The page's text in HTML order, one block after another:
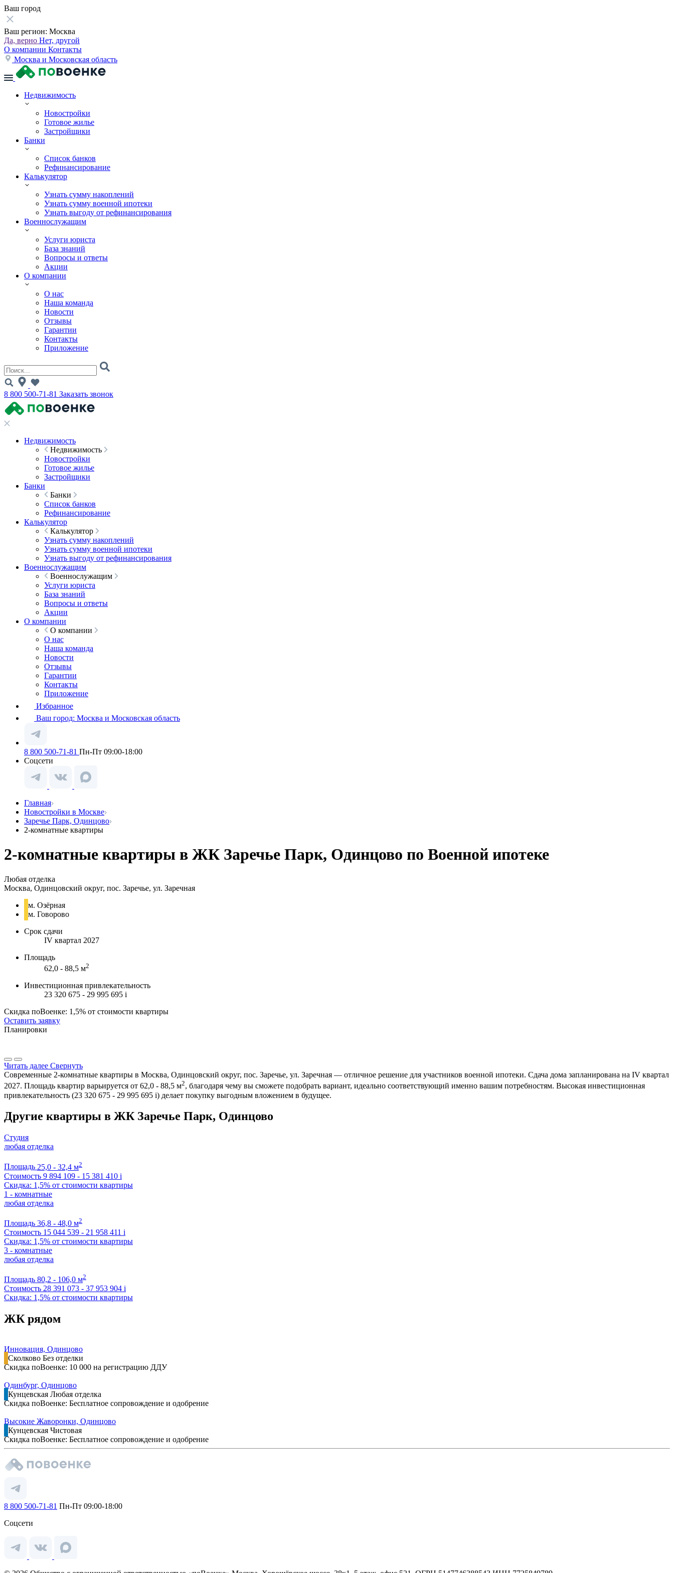
Ваш город
Ваш регион: Москва
Да, верно Нет, другой
О компании Контакты
Москва и Московская область
Недвижимость
Новостройки
Готовое жилье
Застройщики
Банки
Список банков
Рефинансирование
Калькулятор
Узнать сумму накоплений
Узнать сумму военной ипотеки
Узнать выгоду от рефинансирования
Военнослужащим
Услуги юриста
База знаний
Вопросы и ответы
Акции
О компании
О нас
Наша команда
Новости
Отзывы
Гарантии
Контакты
Приложение
8 800 500-71-81 Заказать звонок
Недвижимость
Недвижимость
Новостройки
Готовое жилье
Застройщики
Банки
Банки
Список банков
Рефинансирование
Калькулятор
Калькулятор
Узнать сумму накоплений
Узнать сумму военной ипотеки
Узнать выгоду от рефинансирования
Военнослужащим
Военнослужащим
Услуги юриста
База знаний
Вопросы и ответы
Акции
О компании
О компании
О нас
Наша команда
Новости
Отзывы
Гарантии
Контакты
Приложение
Избранное
Ваш город: Москва и Московская область
8 800 500-71-81 Пн-Пт 09:00-18:00
Соцсети
Главная
Новостройки в Москве
Заречье Парк, Одинцово
2-комнатные квартиры
2-комнатные квартиры в ЖК Заречье Парк, Одинцово по Военной ипотеке
Любая отделка
Москва, Одинцовский округ, пос. Заречье, ул. Заречная
м. Озёрная
м. Говорово
Срок сдачи
IV квартал 2027
Площадь
62,0 - 88,5 м2
Инвестиционная привлекательность
23 320 675 - 29 995 695 i
Скидка поВоенке: 1,5% от стоимости квартиры
Оставить заявку
Планировки
Читать далее Свернуть
Современные 2-комнатные квартиры в Москва, Одинцовский округ, пос. Заречье, ул. Заречная — отличное решение для участников военной ипотеки. Сдача дома запланирована на IV квартал
2027. Площадь квартир варьируется от 62,0 - 88,5 м2, благодаря чему вы сможете подобрать вариант, идеально соответствующий именно вашим потребностям. Высокая инвестиционная
привлекательность (23 320 675 - 29 995 695 i) делает покупку выгодным вложением в будущее.
Другие квартиры в ЖК Заречье Парк, Одинцово
Студия
любая отделка
Площадь 25,0 - 32,4 м2
Стоимость 9 894 109 - 15 381 410 i
Скидка: 1,5% от стоимости квартиры
1 - комнатные
любая отделка
Площадь 36,8 - 48,0 м2
Стоимость 15 044 539 - 21 958 411 i
Скидка: 1,5% от стоимости квартиры
3 - комнатные
любая отделка
Площадь 80,2 - 106,0 м2
Стоимость 28 391 073 - 37 953 904 i
Скидка: 1,5% от стоимости квартиры
ЖК рядом
Инновация, Одинцово
Сколково Без отделки
Скидка поВоенке: 10 000 на регистрацию ДДУ
Одинбург, Одинцово
Кунцевская Любая отделка
Скидка поВоенке: Бесплатное сопровождение и одобрение
Высокие Жаворонки, Одинцово
Кунцевская Чистовая
Скидка поВоенке: Бесплатное сопровождение и одобрение
8 800 500-71-81 Пн-Пт 09:00-18:00
Соцсети